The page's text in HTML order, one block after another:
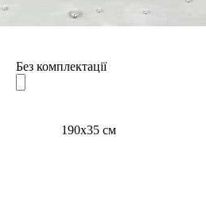
Без комплектації
190х35 см